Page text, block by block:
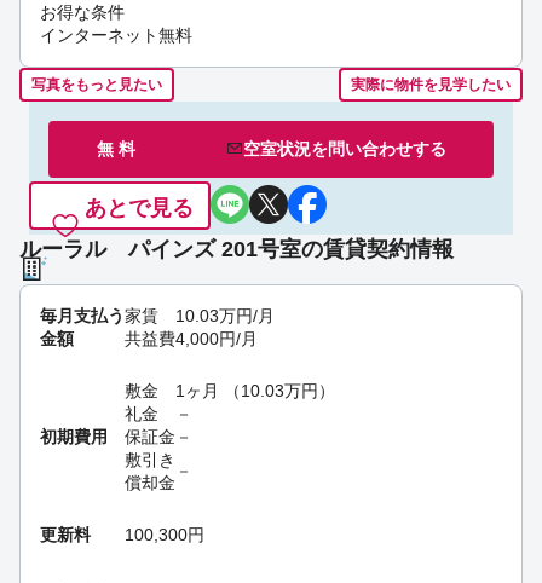
お得な条件
インターネット無料
写真をもっと見たい 実際に物件を見学したい
無 料 空室状況を問い合わせする
あとで見る
ルーラル パインズ 201号室の賃貸契約情報
毎月支払う
金額
家賃 10.03万円/月
共益費4,000円/月
初期費用
敷金 1ヶ月 （10.03万円）
礼金
－
保証金 －
敷引き
償却金
－
更新料 100,300円